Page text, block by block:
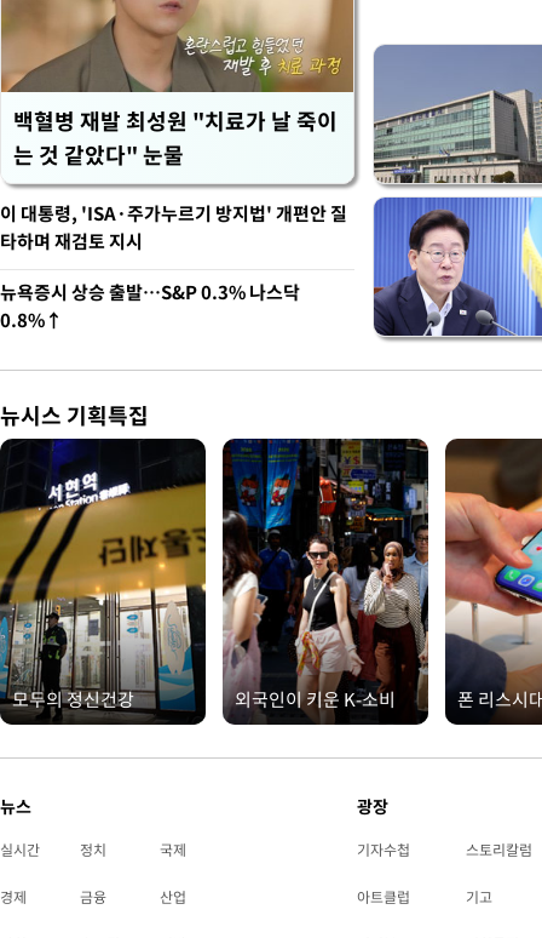
백혈병 재발 최성원 "치료가 날 죽이
는 것 같았다" 눈물
이 대통령, 'ISA·주가누르기 방지법' 개편안 질
타하며 재검토 지시
뉴욕증시 상승 출발…S&P 0.3% 나스닥
0.8%↑
뉴시스 기획특집
모두의 정신건강 외국인이 키운 K-소비 폰 리스시
뉴스
실시간 정치 국제
경제 금융 산업
광장
기자수첩 스토리칼럼
아트클럽 기고